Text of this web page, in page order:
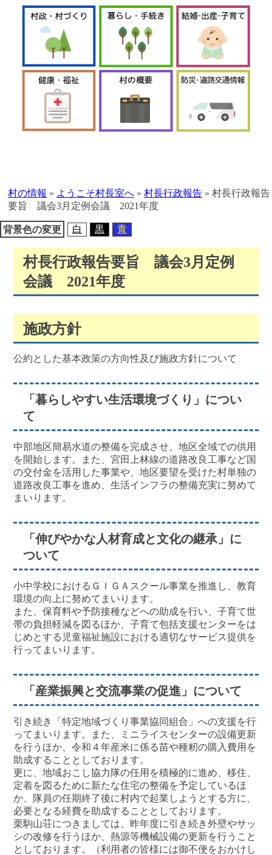
移
動
村の情報 » ようこそ村長室へ » 村長行政報告 » 村長行政報告
要旨 議会3月定例会議 2021年度
背景色の変更 白 黒 青
村長行政報告要旨 議会3月定例
会議 2021年度
施政方針
公約とした基本政策の方向性及び施政方針について
「暮らしやすい生活環境づくり」につい
て
中部地区簡易水道の整備を完成させ、地区全域での供用
を開始します。また、宮田上林線の道路改良工事など国
の交付金を活用した事業や、地区要望を受けた村単独の
道路改良工事を進め、生活インフラの整備充実に努めて
まいります。
「伸びやかな人材育成と文化の継承」に
ついて
小中学校におけるＧＩＧＡスクール事業を推進し、教育
環境の向上に努めてまいります。
また、保育料や予防接種などへの助成を行い、子育て世
帯の負担軽減を図るほか、子育て包括支援センターをは
じめとする児童福祉施設における適切なサービス提供を
行ってまいります。
「産業振興と交流事業の促進」について
引き続き「特定地域づくり事業協同組合」への支援を行
ってまいります。また、ミニライスセンターの設備更新
を行うほか、令和４年産米に係る苗や種籾の購入費用を
助成することとしております。
更に、地域おこし協力隊の任用を積極的に進め、移住、
定着を図るために新たな住宅の整備を予定しているほ
か、隊員の任期終了後に村内で起業しようとする方に、
必要となる経費を助成することとしております。
栗駒山荘につきましては、昨年度に引き続き外壁やサッ
シの改修を行うほか、熱源等機械設備の更新を行うこと
としております。（利用者の皆様には御不便をおかけし